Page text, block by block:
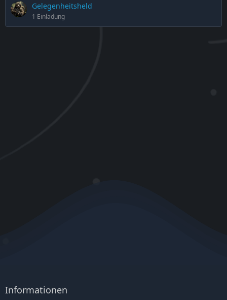
Gelegenheitsheld
1 Einladung
Informationen